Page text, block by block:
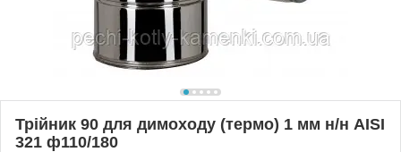
Трійник 90 для димоходу (термо) 1 мм н/н AISI
321 ф110/180